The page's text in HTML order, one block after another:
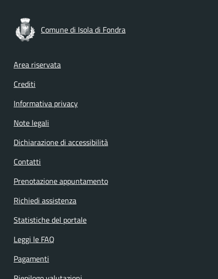
Comune di Isola di Fondra
Footer menu
Area riservata
Crediti
Informativa privacy
Note legali
Dichiarazione di accessibilità
Contatti
Prenotazione appuntamento
Richiedi assistenza
Statistiche del portale
Leggi le FAQ
Pagamenti